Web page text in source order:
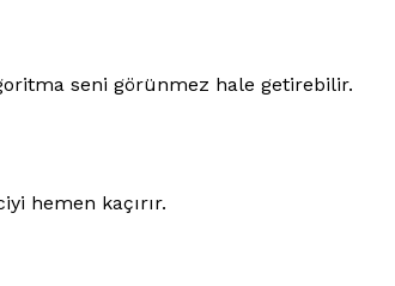
seni görünmez hale getirebilir.
hemen kaçırır.